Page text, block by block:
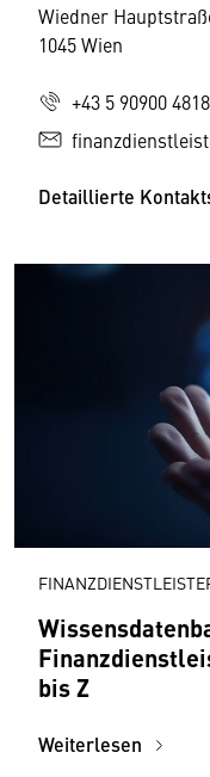
Wiedner
1045 Wien
+43 5 90900 4818
Detaillierte
bis Z
Weiterlesen